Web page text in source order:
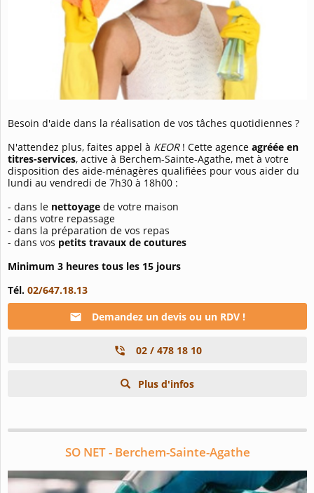
Besoin d'aide dans la réalisation de vos tâches quotidiennes ?
N'attendez plus, faites appel à KEOR! Cette agence agréée en
titres-services, active à Berchem-Sainte-Agathe, met à votre
disposition des aide-ménagères qualifiées pour vous aider du
lundi au vendredi de 7h30 à 18h00 :
- dans le nettoyage de votre maison
- dans votre repassage
- dans la préparation de vos repas
- dans vos petits travaux de coutures
Minimum 3 heures tous les 15 jours
Tél. 02/647.18.13
Demandez un devis ou un RDV !
02 / 478 18 10
Plus d'infos
SO NET - Berchem-Sainte-Agathe